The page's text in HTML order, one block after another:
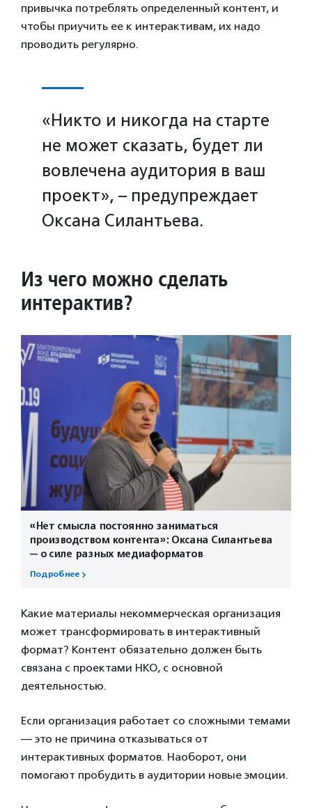
привычка потреблять определенный контент, и
чтобы приучить ее к интерактивам, их надо
проводить регулярно.
«Никто и никогда на старте
не может сказать, будет ли
вовлечена аудитория в ваш
проект», – предупреждает
Оксана Силантьева.
Из чего можно сделать
интерактив?
«Нет смысла постоянно заниматься
производством контента»: Оксана Силантьева
— о силе разных медиаформатов
Подробнее
Какие материалы некоммерческая организация
может трансформировать в интерактивный
формат? Контент обязательно должен быть
связана с проектами НКО, с основной
деятельностью.
Если организация работает со сложными темами
— это не причина отказываться от
интерактивных форматов. Наоборот, они
помогают пробудить в аудитории новые эмоции.